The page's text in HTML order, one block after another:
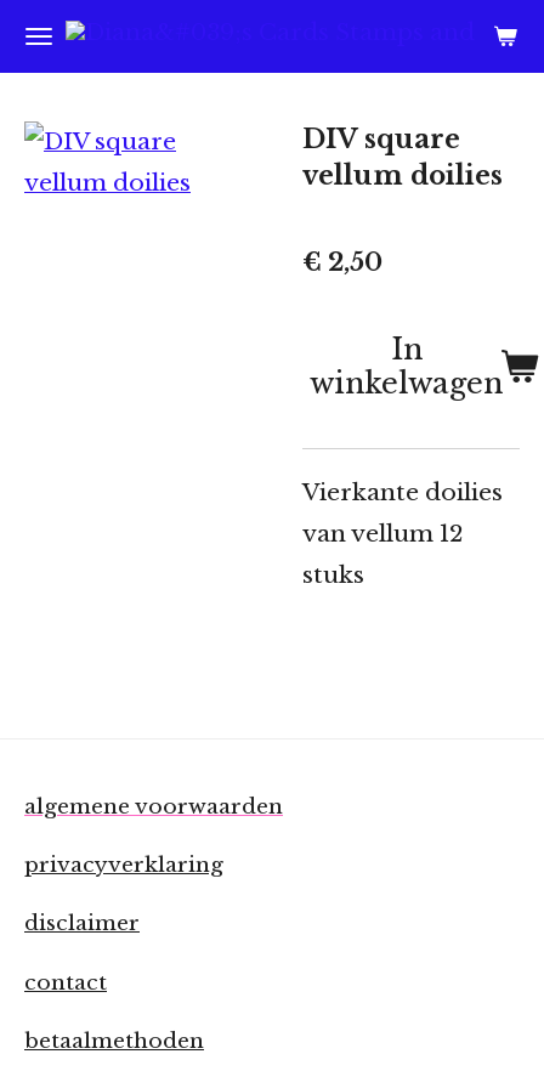
Ga
direct
hoofdinhoud
DIV square
vellum doilies
€ 2,50
In
winkelwagen
Vierkante doilies
van vellum 12
stuks
algemene voorwaarden
privacyverklaring
disclaimer
contact
betaalmethoden